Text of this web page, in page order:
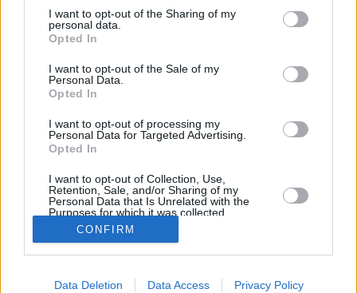
I want to opt-out of the Sharing of my
personal data.
Opted In
I want to opt-out of the Sale of my
Personal Data.
Opted In
I want to opt-out of processing my
Personal Data for Targeted Advertising.
Opted In
I want to opt-out of Collection, Use,
Retention, Sale, and/or Sharing of my
Personal Data that Is Unrelated with the
Purposes for which it was collected.
Opted InCONFIRM
Data Deletion Data Access Privacy Policy
Tarjolla on kattava tietopaketti kohteen elämyksistä,
nähtävyyksistä sekä vinkkejä siitä, kuinka täällä on helppo
liikkua ja viihtyä. Oppaan sivuilta löydät myös edelleen